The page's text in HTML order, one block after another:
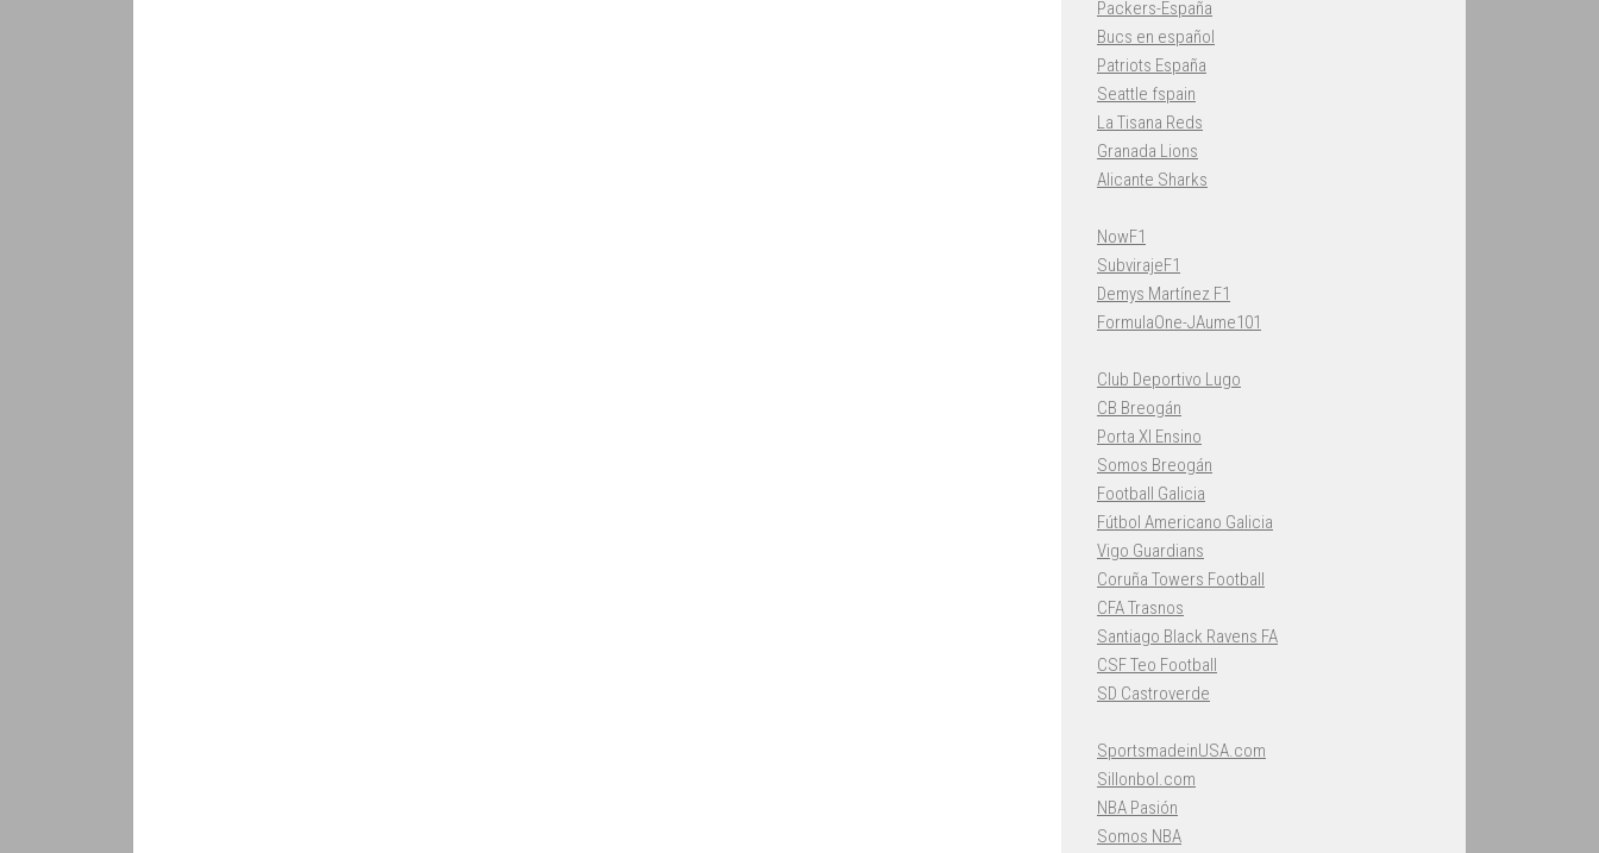
Packers-España
Bucs en español
Patriots España
Seattle fspain
La Tisana Reds
Granada Lions
Alicante Sharks
NowF1
SubvirajeF1
Demys Martínez F1
FormulaOne-JAume101
Club Deportivo Lugo
CB Breogán
Porta XI Ensino
Somos Breogán
Football Galicia
Fútbol Americano Galicia
Vigo Guardians
Coruña Towers Football
CFA Trasnos
Santiago Black Ravens FA
CSF Teo Football
SD Castroverde
SportsmadeinUSA.com
Sillonbol.com
NBA Pasión
Somos NBA